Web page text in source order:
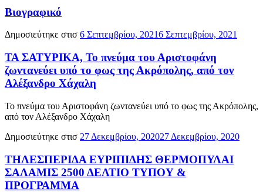
Βιογραφικό
Δημοσιεύτηκε στισ 6 Σεπτεμβρίου, 20216 Σεπτεμβρίου, 2021
ΤΑ ΣΑΤΥΡΙΚΑ, Το πνεύμα του Αριστοφάνη
ζωντανεύει υπό το φως της Ακρόπολης, από τον
Αλέξανδρο Χάχαλη
Το πνεύμα του Αριστοφάνη ζωντανεύει υπό το φως της Ακρόπολης,
από τον Αλέξανδρο Χάχαλη
Δημοσιεύτηκε στισ 27 Δεκεμβρίου, 202027 Δεκεμβρίου, 2020
ΤΗΛΕΣΠΕΡΙΔΑ ΕΥΡΙΠΙΔΗΣ ΘΕΡΜΟΠΥΛΑΙ
ΣΑΛΑΜΙΣ 2500 ΔΕΛΤΙΟ ΤΥΠΟΥ &
ΠΡΟΓΡΑΜΜΑ